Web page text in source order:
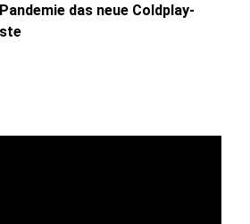
das neue Coldplay-